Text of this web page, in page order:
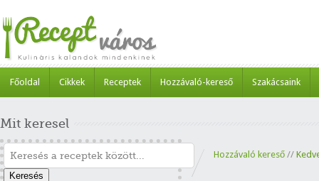
Főoldal Cikkek Receptek Hozzávaló-kereső Szakácsaink
Mit keresel
Keresés
Hozzávaló kereső //